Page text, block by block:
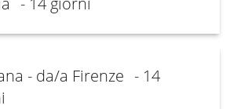
- da/a Firenze - 14